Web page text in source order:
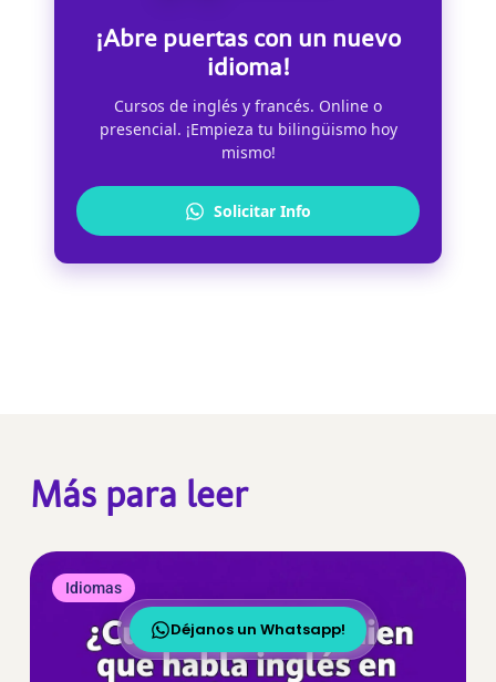
¡Abre puertas con un nuevo
idioma!
Cursos de inglés y francés. Online o
presencial. ¡Empieza tu bilingüismo hoy
mismo!
Solicitar Info
Más para leer
Idiomas
Déjanos un Whatsapp!